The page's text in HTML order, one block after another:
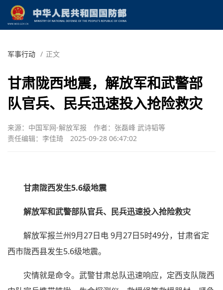
军事行动 / 正文
甘肃陇西地震，解放军和武警部
队官兵、民兵迅速投入抢险救灾
来源：中国军网-解放军报
作者：张磊峰 武诗韬等
责任编辑：李佳琦
2025-09-28 06:47:02
甘肃陇西发生5.6级地震
解放军和武警部队官兵、民兵迅速投入抢险救灾
解放军报兰州9月27日电 9月27日5时49分，甘肃省定
西市陇西县发生5.6级地震。
灾情就是命令。武警甘肃总队迅速响应，定西支队陇西